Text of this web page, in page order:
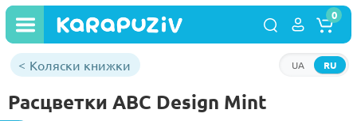
RU
UA
0
Коляски книжки
Расцветки ABC Design Mint